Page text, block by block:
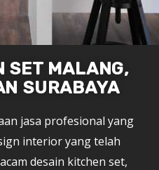
SET MALANG,
SURABAYA
jasa profesional yang
interior yang telah
desain kitchen set,